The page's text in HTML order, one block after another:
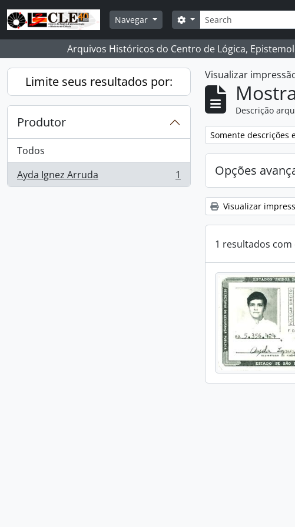
Skip to main content
Navegar
Buscar
Opções de busca
Arquivos Históricos do Centro de Lógica,
Limite seus resultados por:
Produtor
Todos
Ayda Ignez Arruda
, 1 resultados 1
Visualizar
Descrição
Remover filtro:
Somente descrições
Opções
Visualizar
1 resultados